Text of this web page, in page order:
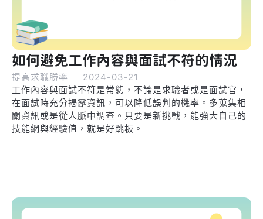
如何避免工作內容與面試不符的情況
提高求職勝率
2024-03-21
工作內容與面試不符是常態，不論是求職者或是面試官，
在面試時充分揭露資訊，可以降低誤判的機率。多蒐集相
關資訊或是從人脈中調查。只要是新挑戰，能強大自己的
技能網與經驗值，就是好跳板。